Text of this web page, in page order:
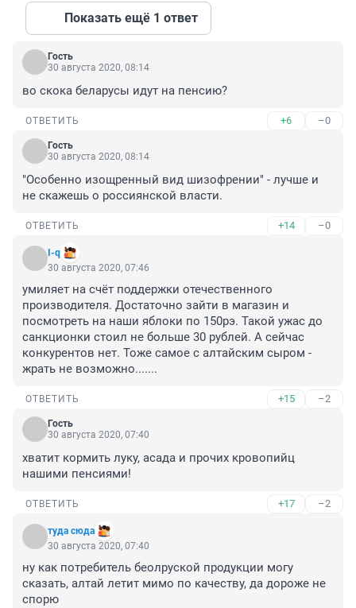
Показать ещё 1 ответ
Гость
30 августа 2020, 08:14
во скока беларусы идут на пенсию?
ОТВЕТИТЬ +6 –0
Гость
30 августа 2020, 08:14
"Особенно изощренный вид шизофрении" - лучше и
не скажешь о россиянской власти.
ОТВЕТИТЬ +14 –0
I-q
30 августа 2020, 07:46
умиляет на счёт поддержки отечественного
производителя. Достаточно зайти в магазин и
посмотреть на наши яблоки по 150рэ. Такой ужас до
санкционки стоил не больше 30 рублей. А сейчас
конкурентов нет. Тоже самое с алтайским сыром -
жрать не возможно.......
ОТВЕТИТЬ +15 –2
Гость
30 августа 2020, 07:40
хватит кормить луку, асада и прочих кровопийц
нашими пенсиями!
ОТВЕТИТЬ +17 –2
туда сюда
30 августа 2020, 07:40
ну как потребитель беолруской продукции могу
сказать, алтай летит мимо по качеству, да дороже не
спорю